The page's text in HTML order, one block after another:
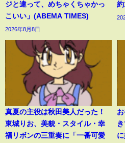
ジと違って、めちゃくちゃかっ
こいい」(ABEMA TIMES)
2026年8月8日
真夏の主役は秋田美人だった！
東城りお、美貌・スタイル・幸
福リボンの三重奏に「一番可愛